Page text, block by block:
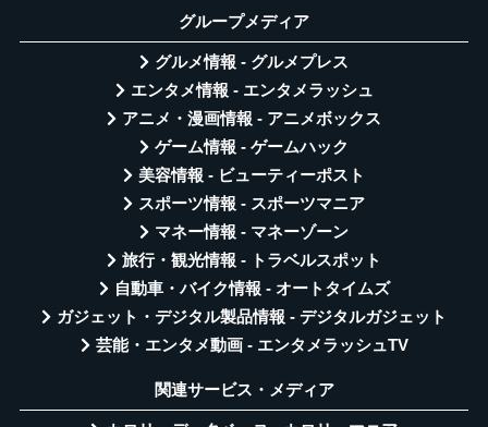
グループメディア
グルメ情報 - グルメプレス
エンタメ情報 - エンタメラッシュ
アニメ・漫画情報 - アニメボックス
ゲーム情報 - ゲームハック
美容情報 - ビューティーポスト
スポーツ情報 - スポーツマニア
マネー情報 - マネーゾーン
旅行・観光情報 - トラベルスポット
自動車・バイク情報 - オートタイムズ
ガジェット・デジタル製品情報 - デジタルガジェット
芸能・エンタメ動画 - エンタメラッシュTV
関連サービス・メディア